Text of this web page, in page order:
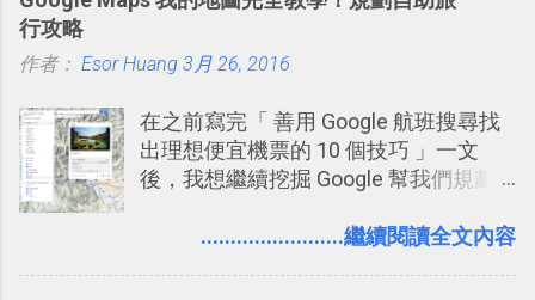
有機會在一個專案合作中使用了 Slack
點： 1. 「 很有趣 」： Slack 裡擁有跟
聊天打屁、傳送有趣影音圖文的功能。
2. 「 有效率 」：但是 Slack 的頻道、群
組機制讓茶水間的聊天，不會干擾工作
事可以從聊天中記錄重點。 3. 「 有彈性
行攻略
作者： Esor Huang 3月 26, 2016
在之前寫完「 善用 Google 航班搜尋找
出理想便宜機票的 10 個技巧 」一文
後，我想繼續挖掘 Google 幫我們規劃
入的來聊聊 Google 的「我的地圖」服
........................繼續閱讀全文內容